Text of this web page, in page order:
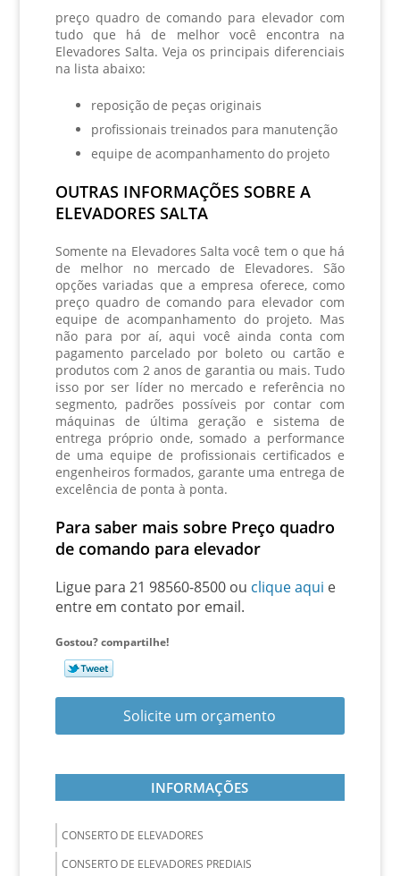
preço quadro de comando para elevador com
tudo que há de melhor você encontra na
Elevadores Salta. Veja os principais diferenciais
na lista abaixo:
reposição de peças originais
profissionais treinados para manutenção
equipe de acompanhamento do projeto
OUTRAS INFORMAÇÕES SOBRE A
ELEVADORES SALTA
Somente na Elevadores Salta você tem o que há
de melhor no mercado de Elevadores. São
opções variadas que a empresa oferece, como
preço quadro de comando para elevador com
equipe de acompanhamento do projeto. Mas
não para por aí, aqui você ainda conta com
pagamento parcelado por boleto ou cartão e
produtos com 2 anos de garantia ou mais. Tudo
isso por ser líder no mercado e referência no
segmento, padrões possíveis por contar com
máquinas de última geração e sistema de
entrega próprio onde, somado a performance
de uma equipe de profissionais certificados e
engenheiros formados, garante uma entrega de
excelência de ponta à ponta.
Para saber mais sobre Preço quadro
de comando para elevador
Ligue para 21 98560-8500ou clique aqui e
entre em contato por email.
Gostou? compartilhe!
Solicite um orçamento
INFORMAÇÕES
CONSERTO DE ELEVADORES
CONSERTO DE ELEVADORES PREDIAIS